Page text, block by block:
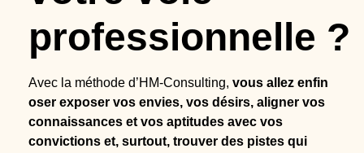
professionnelle ?
Avec la méthode d’HM-Consulting, vous allez enfin
oser exposer vos envies, vos désirs, aligner vos
connaissances et vos aptitudes avec vos
convictions et, surtout, trouver des pistes qui